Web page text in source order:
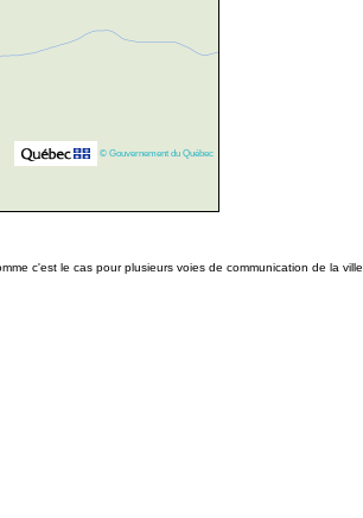
© Gouvernement du Québec
c'est le cas pour plusieurs voies de communication de la ville.